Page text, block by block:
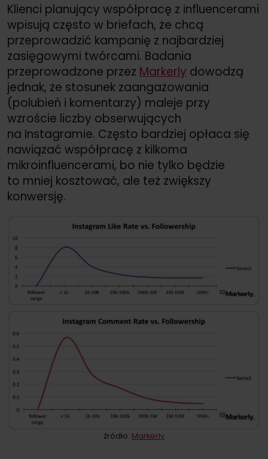
Klienci planujący współpracę z influencerami
wpisują często w briefach, że chcą
przeprowadzić kampanię z najbardziej
zasięgowymi twórcami. Badania
przeprowadzone przez Markerly dowodzą
jednak, że stosunek zaangażowania
(polubień i komentarzy) maleje przy
wzroście liczby obserwujących
na Instagramie. Często bardziej opłaca się
nawiązać współpracę z kilkoma
mikroinfluencerami, bo nie tylko będzie
to mniej kosztować, ale też zwiększy
konwersję.
źródło: Markerly